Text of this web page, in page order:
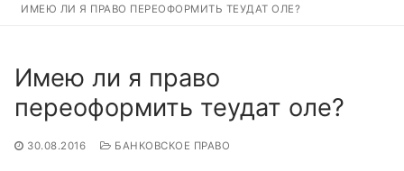
ИМЕЮ ЛИ Я ПРАВО ПЕРЕОФОРМИТЬ ТЕУДАТ ОЛЕ?
Имею ли я право
переоформить теудат оле?
30.08.2016 БАНКОВСКОЕ ПРАВО